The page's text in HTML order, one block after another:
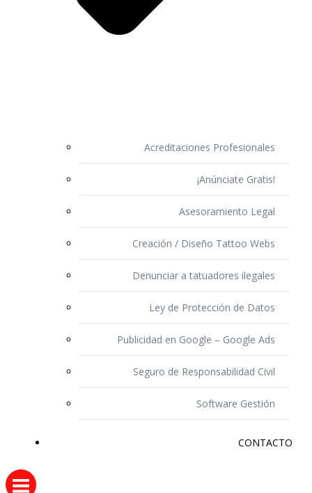
Acreditaciones Profesionales
¡Anúnciate Gratis!
Asesoramiento Legal
Creación / Diseño Tattoo Webs
Denunciar a tatuadores ilegales
Ley de Protección de Datos
Publicidad en Google – Google Ads
Seguro de Responsabilidad Civil
Software Gestión
CONTACTO